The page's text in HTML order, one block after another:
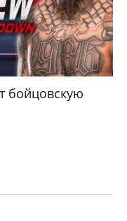
бойцовскую